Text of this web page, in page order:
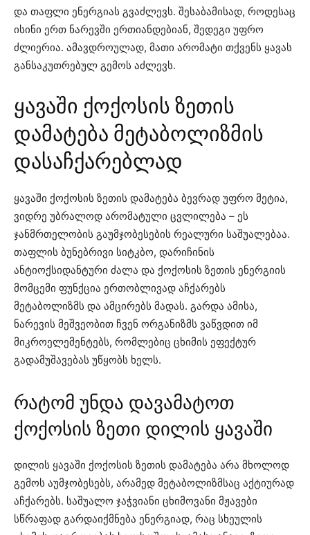
და თაფლი ენერგიას გვაძლევს. შესაბამისად, როდესაც
ისინი ერთ ნარევში ერთიანდებიან, შედეგი უფრო
ძლიერია. ამავდროულად, მათი არომატი თქვენს ყავას
განსაკუთრებულ გემოს აძლევს.
ყავაში ქოქოსის ზეთის
დამატება მეტაბოლიზმის
დასაჩქარებლად
ყავაში ქოქოსის ზეთის დამატება ბევრად უფრო მეტია,
ვიდრე უბრალოდ არომატული ცვლილება – ეს
ჯანმრთელობის გაუმჯობესების რეალური საშუალებაა.
თაფლის ბუნებრივი სიტკბო, დარიჩინის
ანტიოქსიდანტური ძალა და ქოქოსის ზეთის ენერგიის
მომცემი ფუნქცია ერთობლივად აჩქარებს
მეტაბოლიზმს და ამცირებს მადას. გარდა ამისა,
ნარევის მეშვეობით ჩვენ ორგანიზმს ვაწვდით იმ
მიკროელემენტებს, რომლებიც ცხიმის ეფექტურ
გადამუშავებას უწყობს ხელს.
რატომ უნდა დავამატოთ
ქოქოსის ზეთი დილის ყავაში
დილის ყავაში ქოქოსის ზეთის დამატება არა მხოლოდ
გემოს აუმჯობესებს, არამედ მეტაბოლიზმსაც აქტიურად
აჩქარებს. საშუალო ჯაჭვიანი ცხიმოვანი მჟავები
სწრაფად გარდაიქმნება ენერგიად, რაც სხეულის